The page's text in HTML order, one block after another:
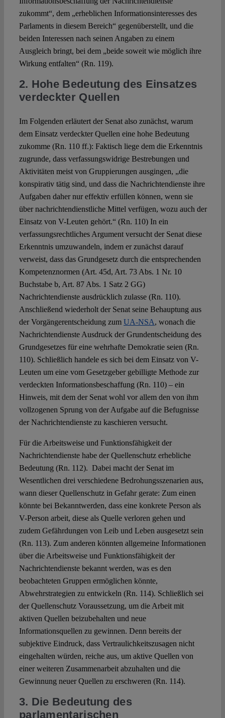
zukommt“, dem „erheblichen Informationsinteresses des
Parlaments in diesem Bereich“ gegenüberstellt, und die
beiden Interessen nach seinen Angaben zu einem
Ausgleich bringt, bei dem „beide soweit wie möglich ihre
Wirkung entfalten“ (Rn. 119).
2. Hohe Bedeutung des Einsatzes
verdeckter Quellen
Im Folgenden erläutert der Senat also zunächst, warum
dem Einsatz verdeckter Quellen eine hohe Bedeutung
zukomme (Rn. 110 ff.): Faktisch liege dem die Erkenntnis
zugrunde, dass verfassungswidrige Bestrebungen und
Aktivitäten meist von Gruppierungen ausgingen, „die
konspirativ tätig sind, und dass die Nachrichtendienste ihre
Aufgaben daher nur effektiv erfüllen können, wenn sie
über nachrichtendienstliche Mittel verfügen, wozu auch der
Einsatz von V-Leuten gehört.“ (Rn. 110) In ein
verfassungsrechtliches Argument versucht der Senat diese
Erkenntnis umzuwandeln, indem er zunächst darauf
verweist, dass das Grundgesetz durch die entsprechenden
Kompetenznormen (Art. 45d, Art. 73 Abs. 1 Nr. 10
Buchstabe b, Art. 87 Abs. 1 Satz 2 GG)
Nachrichtendienste ausdrücklich zulasse (Rn. 110).
Anschließend wiederholt der Senat seine Behauptung aus
der Vorgängerentscheidung zum UA-NSA, wonach die
Nachrichtendienste Ausdruck der Grundentscheidung des
Grundgesetzes für eine wehrhafte Demokratie seien (Rn.
110). Schließlich handele es sich bei dem Einsatz von V-
Leuten um eine vom Gesetzgeber gebilligte Methode zur
verdeckten Informationsbeschaffung (Rn. 110) – ein
Hinweis, mit dem der Senat wohl vor allem den von ihm
vollzogenen Sprung von der Aufgabe auf die Befugnisse
der Nachrichtendienste zu kaschieren versucht.
Für die Arbeitsweise und Funktionsfähigkeit der
Nachrichtendienste habe der Quellenschutz erhebliche
Bedeutung (Rn. 112). Dabei macht der Senat im
Wesentlichen drei verschiedene Bedrohungsszenarien aus,
wann dieser Quellenschutz in Gefahr gerate: Zum einen
könnte bei Bekanntwerden, dass eine konkrete Person als
V-Person arbeit, diese als Quelle verloren gehen und
zudem Gefährdungen von Leib und Leben ausgesetzt sein
(Rn. 113). Zum anderen könnten allgemeine Informationen
über die Arbeitsweise und Funktionsfähigkeit der
Nachrichtendienste bekannt werden, was es den
beobachteten Gruppen ermöglichen könnte,
Abwehrstrategien zu entwickeln (Rn. 114). Schließlich sei
der Quellenschutz Voraussetzung, um die Arbeit mit
aktiven Quellen beizubehalten und neue
Informationsquellen zu gewinnen. Denn bereits der
subjektive Eindruck, dass Vertraulichkeitszusagen nicht
eingehalten würden, reiche aus, um aktive Quellen von
einer weiteren Zusammenarbeit abzuhalten und die
Gewinnung neuer Quellen zu erschweren (Rn. 114).
3. Die Bedeutung des
parlamentarischen